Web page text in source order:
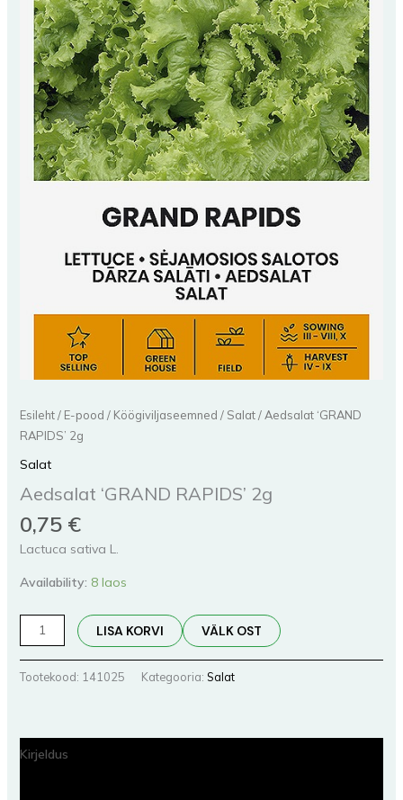
Esileht/ E-pood / Köögiviljaseemned / Salat/ Aedsalat ‘GRAND
RAPIDS’ 2g
Salat
Aedsalat ‘GRAND RAPIDS’ 2g
0,75 €
Lactuca sativa L.
Availability: 8 laos
LISA KORVI VÄLK OST
Tootekood: 141025 Kategooria: Salat
Kirjeldus